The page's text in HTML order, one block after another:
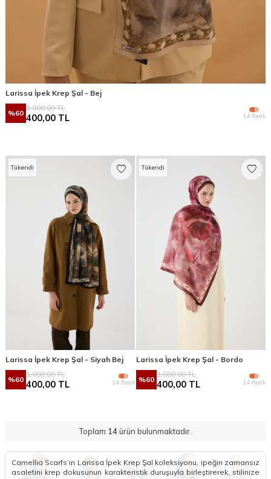
Larissa İpek Krep Şal - Bej
%60
1.000,00TL
400,00 TL 14 Renk
Tükendi
Larissa İpek Krep Şal - Siyah Bej
%60
1.000,00TL
400,00 TL 14 Renk
Tükendi
Larissa İpek Krep Şal - Bordo
%60
1.000,00TL
400,00 TL 14 Renk
Toplam 14ürün bulunmaktadır.
Camellia Scarfs’ın Larissa İpek Krep Şal koleksiyonu, ipeğin zamansız
asaletini krep dokusunun karakteristik duruşuyla birleştirerek, stilinize